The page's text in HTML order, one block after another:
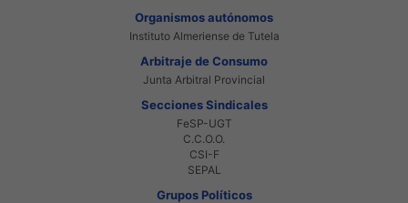
Organismos autónomos
Instituto Almeriense de Tutela
Arbitraje de Consumo
Junta Arbitral Provincial
Secciones Sindicales
FeSP-UGT
C.C.O.O.
CSI-F
SEPAL
Grupos Políticos